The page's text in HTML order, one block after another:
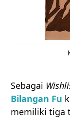
Sebagai
Bilangan Fu
memiliki tiga